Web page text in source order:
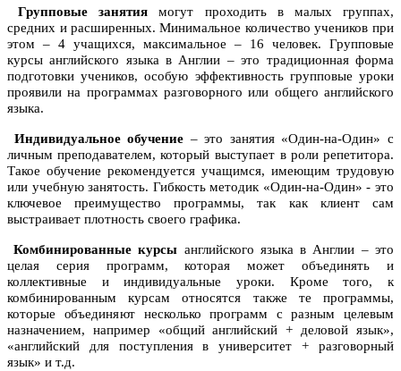
Групповые занятия могут проходить в малых группах,
средних и расширенных. Минимальное количество учеников при
этом – 4 учащихся, максимальное – 16 человек. Групповые
курсы английского языка в Англии – это традиционная форма
подготовки учеников, особую эффективность групповые уроки
проявили на программах разговорного или общего английского
языка.
Индивидуальное обучение – это занятия «Один-на-Один» с
личным преподавателем, который выступает в роли репетитора.
Такое обучение рекомендуется учащимся, имеющим трудовую
или учебную занятость. Гибкость методик «Один-на-Один» - это
ключевое преимущество программы, так как клиент сам
выстраивает плотность своего графика.
Комбинированные курсы английского языка в Англии – это
целая серия программ, которая может объединять и
коллективные и индивидуальные уроки. Кроме того, к
комбинированным курсам относятся также те программы,
которые объединяют несколько программ с разным целевым
назначением, например «общий английский + деловой язык»,
«английский для поступления в университет + разговорный
язык» и т.д.